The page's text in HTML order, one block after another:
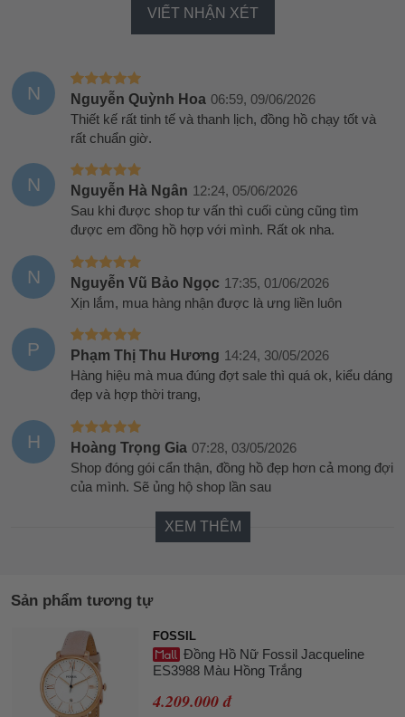
VIẾT NHẬN XÉT
N Nguyễn Quỳnh Hoa 06:59, 09/06/2026
Thiết kế rất tinh tế và thanh lịch, đồng hồ chạy tốt và
rất chuẩn giờ.
N Nguyễn Hà Ngân 12:24, 05/06/2026
Sau khi được shop tư vấn thì cuối cùng cũng tìm
được em đồng hồ hợp với mình. Rất ok nha.
N Nguyễn Vũ Bảo Ngọc 17:35, 01/06/2026
Xịn lắm, mua hàng nhận được là ưng liền luôn
P Phạm Thị Thu Hương 14:24, 30/05/2026
Hàng hiệu mà mua đúng đợt sale thì quá ok, kiểu dáng
đẹp và hợp thời trang,
H Hoàng Trọng Gia 07:28, 03/05/2026
Shop đóng gói cẩn thận, đồng hồ đẹp hơn cả mong đợi
của mình. Sẽ ủng hộ shop lần sau
XEM THÊM
Sản phẩm tương tự
FOSSIL
Đồng Hồ Nữ Fossil Jacqueline
ES3988 Màu Hồng Trắng
4.209.000 đ